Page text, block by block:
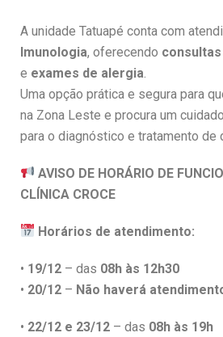
A unidade Tatuapé conta com
Imunologia, oferecendo
e exames de alergia
Uma opção prática e segura para
na Zona Leste e procura um
para o diagnóstico e tratamento de
AVISO DE HORÁRIO DE
CLÍNICA CROCE
Horários de atendimento:
• 19/12 – das 08h às 12h30
• 20/12 – Não haverá
• 22/12 e 23/12 – das 08h às 19h